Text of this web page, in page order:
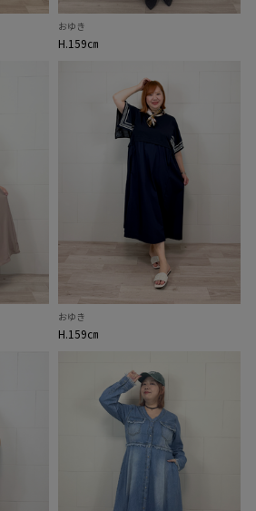
おゆき
H.159㎝
おゆき
H.159㎝